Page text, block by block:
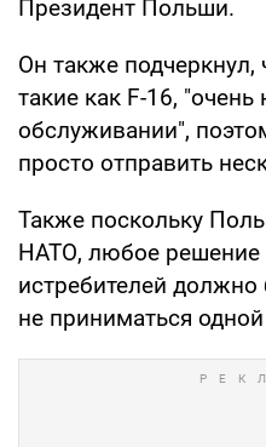
Президент Польши.
Он также
такие как F-16,
обслуживании",
просто отправить
Также поскольку
НАТО, любое решение
истребителей
не приниматься